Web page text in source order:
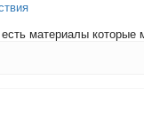
материалы которые